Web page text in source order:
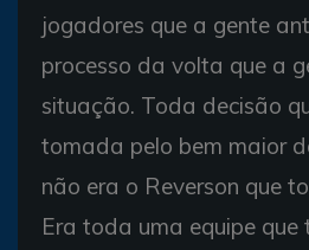
jogadores que a gente
processo da volta que a
situação. Toda decisão
tomada pelo bem maior
não era o Reverson que
Era toda uma equipe que